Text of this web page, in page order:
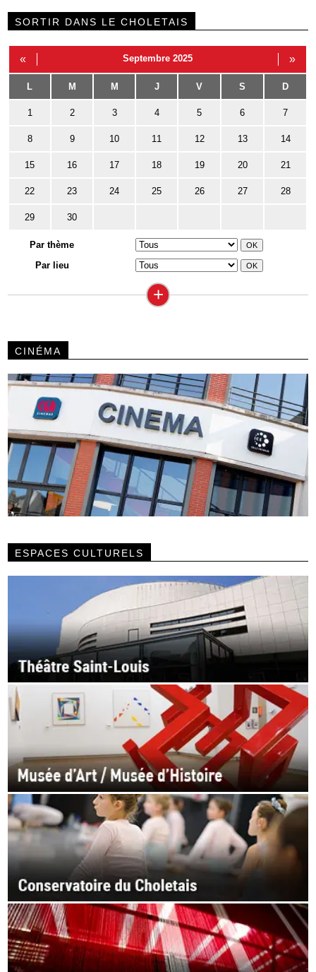
SORTIR DANS LE CHOLETAIS
« Septembre 2025 »
L M M J V S D
1 2 3 4 5 6 7
8 9 10 11 12 13 14
15 16 17 18 19 20 21
22 23 24 25 26 27 28
29 30
Par thème
Par lieu
+
CINÉMA
ESPACES CULTURELS